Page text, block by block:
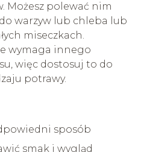
Możesz polewać nim
warzyw lub chleba lub
miseczkach.
wymaga innego
więc dostosuj to do
potrawy.
sposób
smak i wygląd